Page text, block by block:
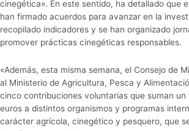
cinegética». En este sentido, ha detallado que
han firmado acuerdos para avanzar en la
recopilado indicadores y se han organizado
promover prácticas cinegéticas responsables.
«Además, esta misma semana, el Consejo de
al Ministerio de Agricultura, Pesca y
cinco contribuciones voluntarias que suman
euros a distintos organismos y programas
carácter agrícola, cinegético y pesquero, que